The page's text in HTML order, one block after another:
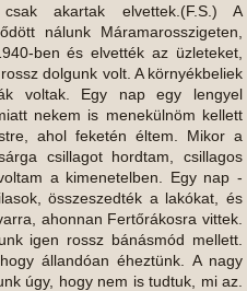
akartak elvettek.(F.S.) A
nálunk Máramarosszigeten,
ben és elvették az üzleteket,
dolgunk volt. A környékbeliek
voltak. Egy nap egy lengyel
nekem is menekülnöm kellett
ahol feketén éltem. Mikor a
csillagot hordtam, csillagos
a kimenetelben. Egy nap -
összeszedték a lakókat, és
ahonnan Fertőrákosra vittek.
igen rossz bánásmód mellett.
állandóan éheztünk. A nagy
úgy, hogy nem is tudtuk, mi az.